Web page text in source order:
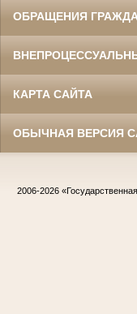
ОБРАЩЕНИЯ
КАРТА САЙТА
ОБЫЧНАЯ ВЕРСИЯ
2006-2026